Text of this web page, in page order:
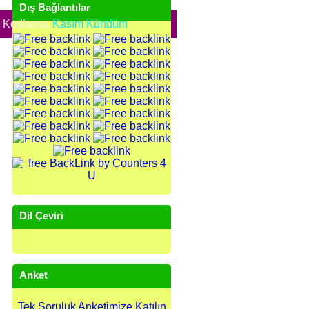
Dış Bağlantılar
Dil Çeviri
Anket
Tek Soruluk Anketimize Katılın
Kodlama:Kasım Kündüm